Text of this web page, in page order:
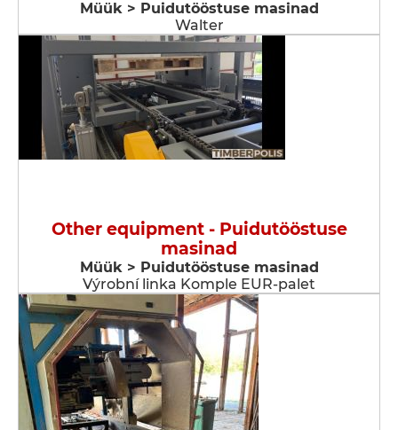
Müük > Puidutööstuse masinad
Walter
Other equipment - Puidutööstuse
masinad
Müük > Puidutööstuse masinad
Výrobní linka Komple EUR-palet